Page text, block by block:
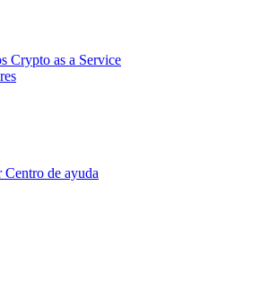
Crypto as a Service
Centro de ayuda